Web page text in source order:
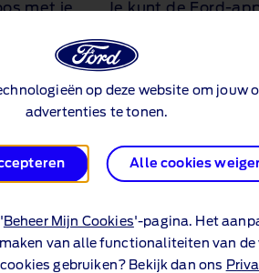
met je
inch of 10
Je kunt de Ford-
bekijken, het
de resterende
digitale
Connect kun je het
op deze website om jouw
advertenties te tonen.
Alle cookies
Beheer Mijn Cookies'-pagina. Het
van alle functionaliteiten van de
gebruiken? Bekijk dan ons